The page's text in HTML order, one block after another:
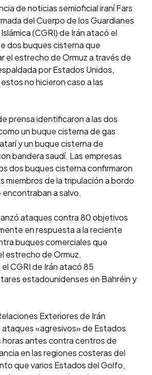
de noticias semioficial iraní Fars
del Cuerpo de los Guardianes
(CGRI) de Irán atacó el
dos buques cisterna que
el estrecho de Ormuz a través de
por Estados Unidos,
no hicieron caso a las
prensa identificaron a las dos
un buque cisterna de gas
y un buque cisterna de
bandera saudí. Las empresas
dos buques cisterna confirmaron
miembros de la tripulación a bordo
a salvo.
ataques contra 80 objetivos
en respuesta a la reciente
buques comerciales que
estrecho de Ormuz.
CGRI de Irán atacó 85
estadounidenses en Bahréin y
Exteriores de Irán
«agresivos» de Estados
horas antes contra centros de
en las regiones costeras del
que varios Estados del Golfo,